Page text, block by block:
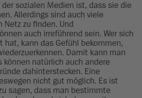
der sozialen Medien ist, dass sie die
Allerdings sind auch viele
Netz zu finden. Und
auch irreführend sein. Wer sich
hat, kann das Gefühl bekommen,
Damit kann man
können natürlich auch andere
dahinterstecken. Eine
nicht gut möglich. Es ist
sagen, dass man bestimmte